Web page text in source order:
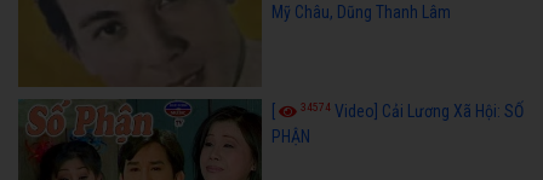
Mỹ Châu, Dũng Thanh Lâm
34574 Video] Cải Lương Xã Hội: SỐ
PHẬN